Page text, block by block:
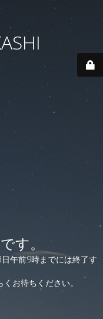
す。
午前9時までには終了す
お待ちください。